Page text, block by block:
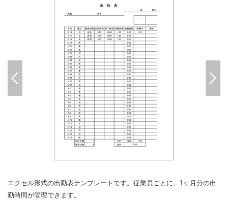
エクセル形式の出勤表テンプレートです。従業員ごとに、1ヶ月分の出
勤時間が管理できます。